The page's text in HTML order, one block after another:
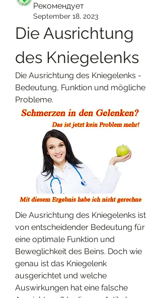
Рекомендует
September 18, 2023
Die Ausrichtung
des Kniegelenks
Die Ausrichtung des Kniegelenks -
Bedeutung, Funktion und mögliche
Probleme.
Die Ausrichtung des Kniegelenks ist
von entscheidender Bedeutung für
eine optimale Funktion und
Beweglichkeit des Beins. Doch wie
genau ist das Kniegelenk
ausgerichtet und welche
Auswirkungen hat eine falsche